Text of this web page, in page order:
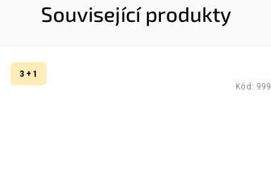
Související produkty
3 + 1
Kód: 999